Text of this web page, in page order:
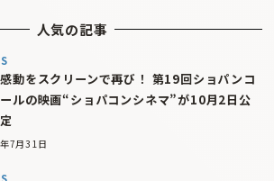
人気の記事
動をスクリーンで再び！ 第19回ショパンコ
ルの映画“ショパコンシネマ”が10月2日公
7月31日